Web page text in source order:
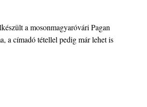
a mosonmagyaróvári Pagan
a címadó tétellel pedig már lehet is